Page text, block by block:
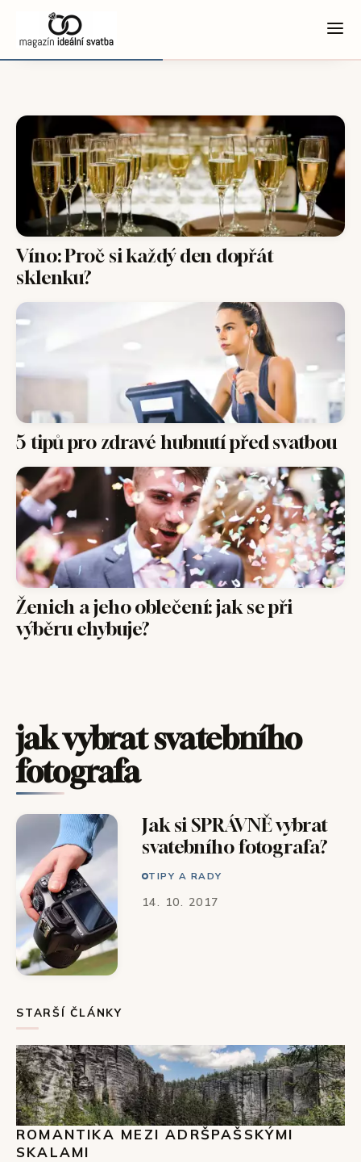
Víno: Proč si každý den dopřát
sklenku?
5 tipů pro zdravé hubnutí před svatbou
Ženich a jeho oblečení: jak se při
výběru chybuje?
jak vybrat svatebního
fotografa
Jak si SPRÁVNĚ vybrat
svatebního fotografa?
TIPY A RADY
14. 10. 2017
STARŠÍ ČLÁNKY
ROMANTIKA MEZI ADRŠPAŠSKÝMI
SKALAMI